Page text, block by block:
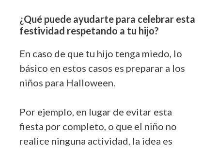
¿Qué puede ayudarte para celebrar esta
festividad respetando a tu hijo?
En caso de que tu hijo tenga miedo, lo
básico en estos casos es preparar a los
niños para Halloween.
Por ejemplo, en lugar de evitar esta
fiesta por completo, o que el niño no
realice ninguna actividad, la idea es